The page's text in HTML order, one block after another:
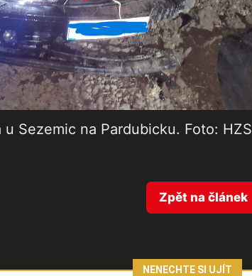
u Sezemic na Pardubicku. Foto: HZS
Zpět na článek
NENECHTE SI UJÍT